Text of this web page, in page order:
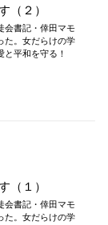
２）
会書記・倖田マモ
た。女だらけの学
と平和を守る！
１）
会書記・倖田マモ
た。女だらけの学